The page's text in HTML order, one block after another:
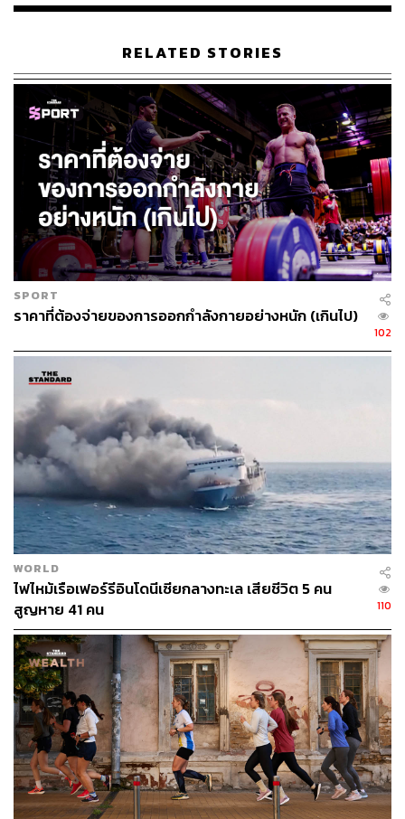
RELATED STORIES
SPORT
ราคาที่ต้องจ่ายของการออกกำลังกายอย่างหนัก (เกินไป)
102
WORLD
ไฟไหม้เรือเฟอร์รีอินโดนีเซียกลางทะเล เสียชีวิต 5 คน
สูญหาย 41 คน
110